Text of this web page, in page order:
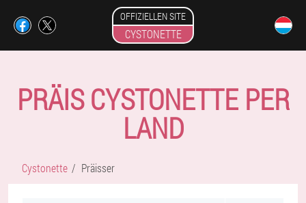
OFFIZIELLEN SITE
CYSTONETTE
PRÄIS CYSTONETTE PER
LAND
Cystonette Präisser